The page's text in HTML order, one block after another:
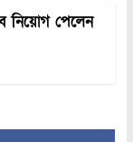
নিয়োগ পেলেন